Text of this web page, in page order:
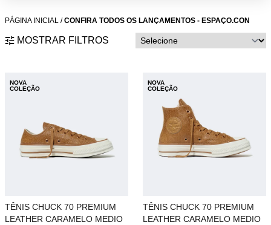
PÁGINA INICIAL /CONFIRA TODOS OS LANÇAMENTOS - ESPAÇO.CON
MOSTRAR FILTROS
NOVA
COLEÇÃO
TÊNIS CHUCK 70 PREMIUM
LEATHER CARAMELO MEDIO
NOVA
COLEÇÃO
TÊNIS CHUCK 70 PREMIUM
LEATHER CARAMELO MEDIO